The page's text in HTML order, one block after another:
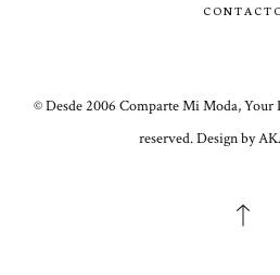
© Desde 2006 Comparte Mi Moda, Your
reserved. Design by